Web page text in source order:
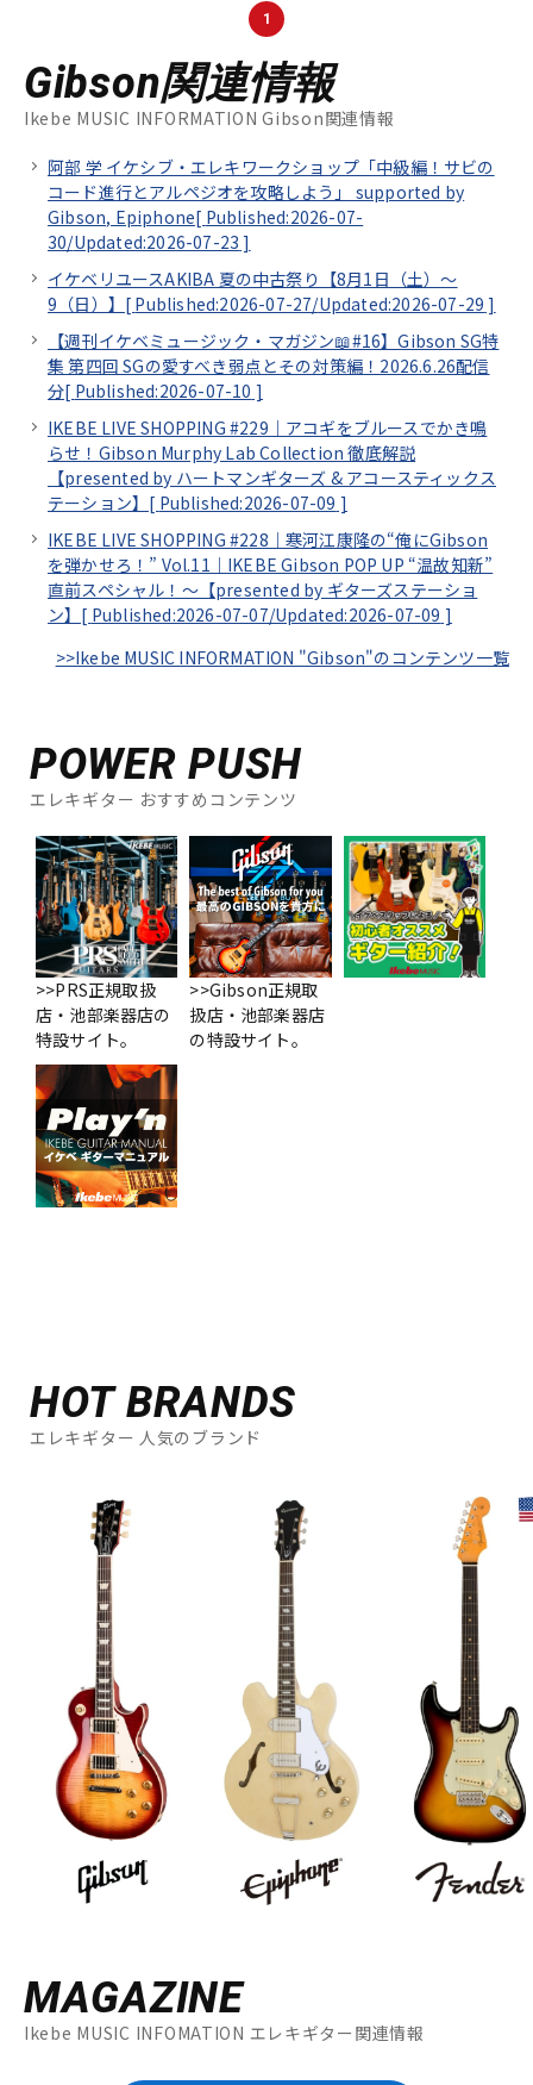
1
Gibson関連情報
Ikebe MUSIC INFORMATION Gibson関連情報
阿部 学 イケシブ・エレキワークショップ「中級編！サビの
コード進行とアルペジオを攻略しよう」 supported by
Gibson, Epiphone[ Published:2026-07-
30/Updated:2026-07-23 ]
イケベリユースAKIBA 夏の中古祭り【8月1日（土）～
9（日）】[ Published:2026-07-27/Updated:2026-07-29 ]
【週刊イケベミュージック・マガジン📖#16】Gibson SG特
集 第四回 SGの愛すべき弱点とその対策編！2026.6.26配信
分[ Published:2026-07-10 ]
IKEBE LIVE SHOPPING #229｜アコギをブルースでかき鳴
らせ！Gibson Murphy Lab Collection 徹底解説
【presented by ハートマンギターズ & アコースティックス
テーション】[ Published:2026-07-09 ]
IKEBE LIVE SHOPPING #228｜寒河江康隆の“俺にGibson
を弾かせろ！” Vol.11｜IKEBE Gibson POP UP “温故知新”
直前スペシャル！～【presented by ギターズステーショ
ン】[ Published:2026-07-07/Updated:2026-07-09 ]
>>Ikebe MUSIC INFORMATION "Gibson"のコンテンツ一覧
POWER PUSH
エレキギター おすすめコンテンツ
>>PRS正規取扱
店・池部楽器店の
特設サイト。
>>Gibson正規取
扱店・池部楽器店
の特設サイト。
HOT BRANDS
エレキギター 人気のブランド
MAGAZINE
Ikebe MUSIC INFOMATION エレキギター関連情報